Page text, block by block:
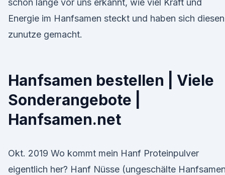
schon lange vor uns erkannt, wie viel Kraft und
Energie im Hanfsamen steckt und haben sich diesen
zunutze gemacht.
Hanfsamen bestellen | Viele
Sonderangebote |
Hanfsamen.net
Okt. 2019 Wo kommt mein Hanf Proteinpulver
eigentlich her? Hanf Nüsse (ungeschälte